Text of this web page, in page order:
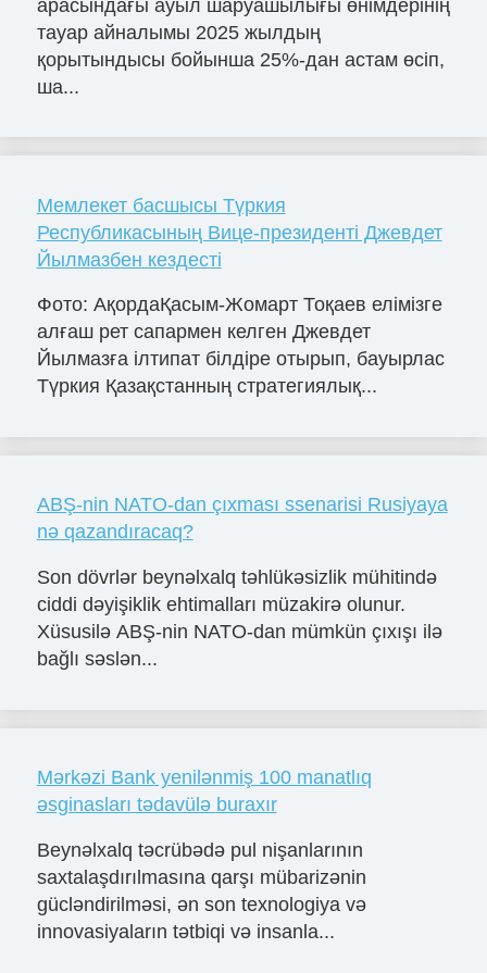
арасындағы ауыл шаруашылығы өнімдерінің
тауар айналымы 2025 жылдың
қорытындысы бойынша 25%-дан астам өсіп,
ша...
Мемлекет басшысы Түркия
Республикасының Вице-президенті Джевдет
Йылмазбен кездесті
Фото: АқордаҚасым-Жомарт Тоқаев елімізге
алғаш рет сапармен келген Джевдет
Йылмазға ілтипат білдіре отырып, бауырлас
Түркия Қазақстанның стратегиялық...
ABŞ-nin NATO-dan çıxması ssenarisi Rusiyaya
nə qazandıracaq?
Son dövrlər beynəlxalq təhlükəsizlik mühitində
ciddi dəyişiklik ehtimalları müzakirə olunur.
Xüsusilə ABŞ-nin NATO-dan mümkün çıxışı ilə
bağlı səslən...
Mərkəzi Bank yenilənmiş 100 manatlıq
əsginasları tədavülə buraxır
Beynəlxalq təcrübədə pul nişanlarının
saxtalaşdırılmasına qarşı mübarizənin
gücləndirilməsi, ən son texnologiya və
innovasiyaların tətbiqi və insanla...